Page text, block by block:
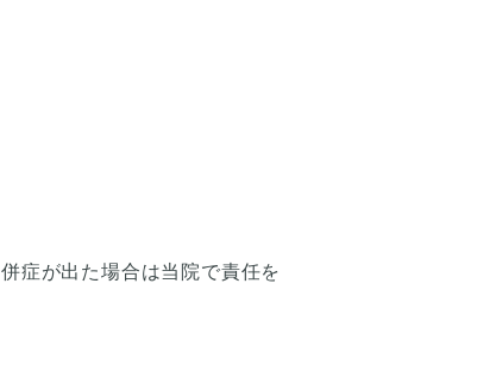
症が出た場合は当院で責任を